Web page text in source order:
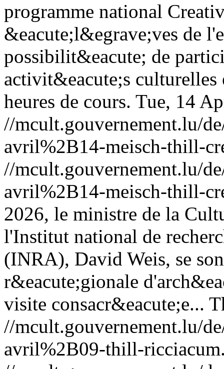
programme national
&eacute;l&egrave;ves de
possibilit&eacute; de
activit&eacute;s culturelles
heures de cours. Tue, 14
//mcult.gouvernement.lu/
avril%2B14-meisch-thill-
//mcult.gouvernement.lu/
avril%2B14-meisch-thill-
2026, le ministre de la
l'Institut national de
(INRA), David Weis, se
r&eacute;gionale
visite consacr&eacute;e...
//mcult.gouvernement.lu/
avril%2B09-thill-